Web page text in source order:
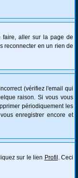
faire, aller sur la page de
reconnecter en un rien de
(vérifiez l'email qui
raison. Si vous vous
périodiquement les
enregistrer encore et
sur le lien Profil . Ceci